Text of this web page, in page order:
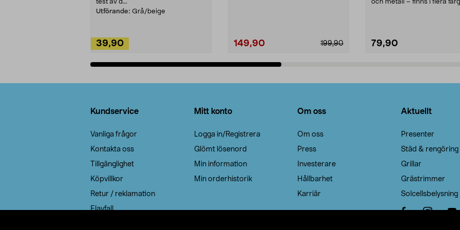
test av d...
Utförande: Grå/beige
39,90 199,90
149,90
och metall – finns i flera
79,90
Kundservice
Vanliga frågor
Kontakta oss
Tillgänglighet
Köpvillkor
Retur / reklamation
Elavfall
Mitt konto
Logga in/Registrera
Glömt lösenord
Min information
Min orderhistorik
Om oss
Om oss
Press
Investerare
Hållbarhet
Karriär
Aktuellt
Presenter
Städ & rengöring
Grillar
Grästrimmer
Solcellsbelysning